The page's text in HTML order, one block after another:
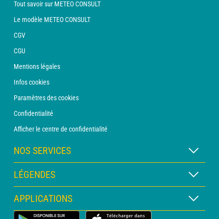
Tout savoir sur METEO CONSULT
Le modèle METEO CONSULT
CGV
CGU
Mentions légales
Infos cookies
Paramètres des cookies
Confidentialité
Afficher le centre de confidentialité
NOS SERVICES
Abonnement METEO Xpert
Abonnement METEO PRO
Consultation avec un prévisionniste
LÉGENDES
Légende des cartes
Légende des pictogrammes
APPLICATIONS